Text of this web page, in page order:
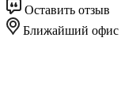
Оставить отзыв
Ближайший офис